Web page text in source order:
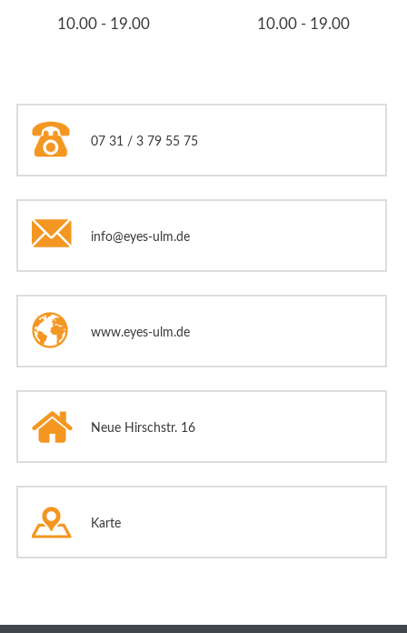
10.00 - 19.00 10.00 - 19.00
07 31 / 3 79 55 75
info@eyes-ulm.de
www.eyes-ulm.de
Neue Hirschstr. 16
Karte